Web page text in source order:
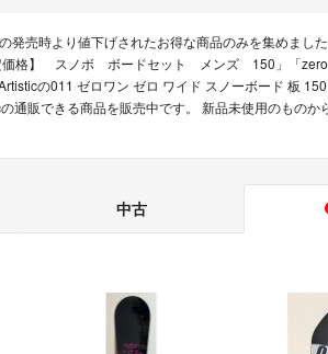
売時より値下げされたお得な商品のみを集めまし
価格】 スノボ ボードセット メンズ 150」「
の011 ゼロワン ゼロ ワイド スノーボード 板
販できる商品を販売中です。 新品未使用のものか
中古